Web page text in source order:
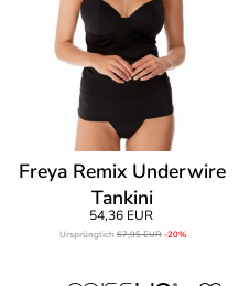
Freya Remix Underwire
Tankini
54,36 EUR
Ursprünglich67,95 EUR -20%